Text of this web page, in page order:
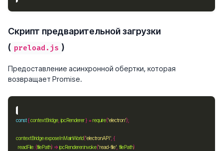
Скрипт предварительной загрузки
( preload.js )
Предоставление асинхронной обертки, которая
возвращает Promise.
const { contextBridge ipcRenderer } =require('electron'
contextBridgeexposeInMainWorld('electronAPI'
readFile: (filePath) => ipcRenderer.invoke('read-file' filePath